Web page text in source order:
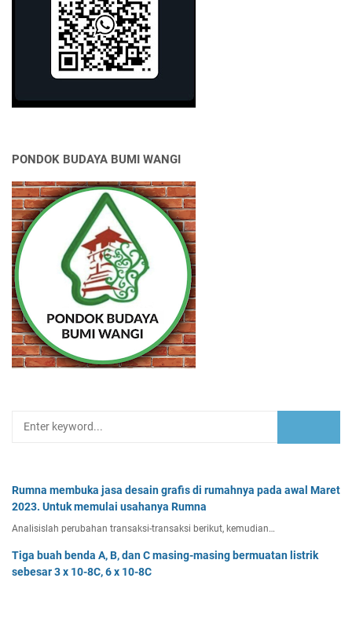
PONDOK BUDAYA BUMI WANGI
Rumna membuka jasa desain grafis di rumahnya pada awal Maret
2023. Untuk memulai usahanya Rumna
Analisislah perubahan transaksi-transaksi berikut, kemudian…
Tiga buah benda A, B, dan C masing-masing bermuatan listrik
sebesar 3 x 10-8C, 6 x 10-8C